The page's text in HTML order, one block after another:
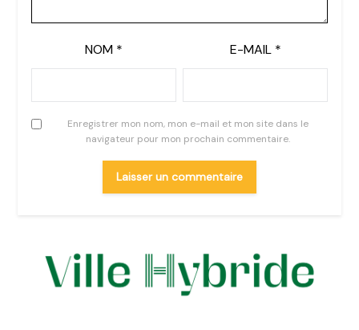
NOM * E-MAIL *
Enregistrer mon nom, mon e-mail et mon site dans le
navigateur pour mon prochain commentaire.